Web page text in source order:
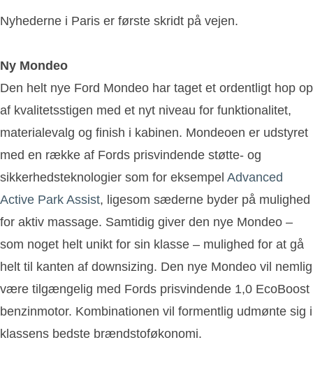
Nyhederne i Paris er første skridt på vejen.
Ny Mondeo
Den helt nye Ford Mondeo har taget et ordentligt hop op
af kvalitetsstigen med et nyt niveau for funktionalitet,
materialevalg og finish i kabinen. Mondeoen er udstyret
med en række af Fords prisvindende støtte- og
sikkerhedsteknologier som for eksempel Advanced
Active Park Assist, ligesom sæderne byder på mulighed
for aktiv massage. Samtidig giver den nye Mondeo –
som noget helt unikt for sin klasse – mulighed for at gå
helt til kanten af downsizing. Den nye Mondeo vil nemlig
være tilgængelig med Fords prisvindende 1,0 EcoBoost
benzinmotor. Kombinationen vil formentlig udmønte sig i
klassens bedste brændstoføkonomi.